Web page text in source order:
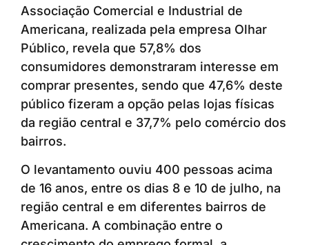
Associação Comercial e Industrial de
Americana, realizada pela empresa Olhar
Público, revela que 57,8% dos
consumidores demonstraram interesse em
comprar presentes, sendo que 47,6% deste
público fizeram a opção pelas lojas físicas
da região central e 37,7% pelo comércio dos
bairros.
O levantamento ouviu 400 pessoas acima
de 16 anos, entre os dias 8 e 10 de julho, na
região central e em diferentes bairros de
Americana. A combinação entre o